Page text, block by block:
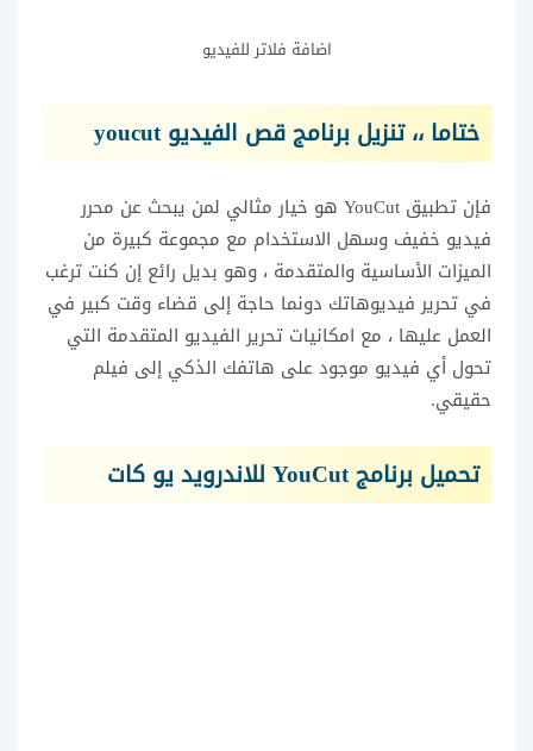
اضافة فلاتر للفيديو
ختاما ،، تنزيل برنامج قص الفيديو youcut
فإن تطبيق YouCut هو خيار مثالي لمن يبحث عن محرر
فيديو خفيف وسهل الاستخدام مع مجموعة كبيرة من
الميزات الأساسية والمتقدمة ، وهو بديل رائع إن كنت ترغب
في تحرير فيديوهاتك دونما حاجة إلى قضاء وقت كبير في
العمل عليها ، مع امكانيات تحرير الفيديو المتقدمة التي
تحول أي فيديو موجود على هاتفك الذكي إلى فيلم
حقيقي.
تحميل برنامج YouCut للاندرويد يو كات